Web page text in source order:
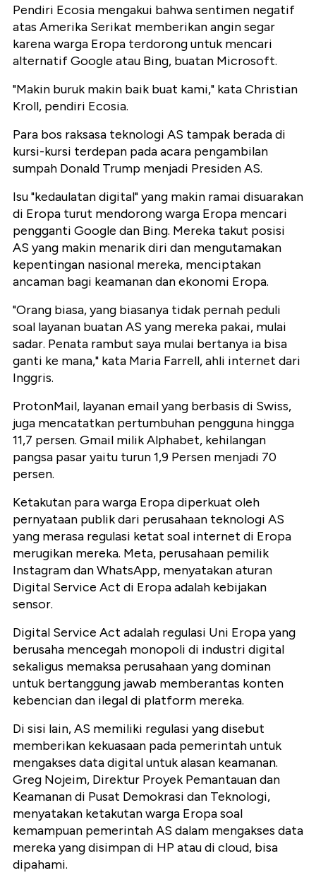
Pendiri Ecosia mengakui bahwa sentimen negatif
atas Amerika Serikat memberikan angin segar
karena warga Eropa terdorong untuk mencari
alternatif Google atau Bing, buatan Microsoft.
"Makin buruk makin baik buat kami," kata Christian
Kroll, pendiri Ecosia.
Para bos raksasa teknologi AS tampak berada di
kursi-kursi terdepan pada acara pengambilan
sumpah Donald Trump menjadi Presiden AS.
Isu "kedaulatan digital" yang makin ramai disuarakan
di Eropa turut mendorong warga Eropa mencari
pengganti Google dan Bing. Mereka takut posisi
AS yang makin menarik diri dan mengutamakan
kepentingan nasional mereka, menciptakan
ancaman bagi keamanan dan ekonomi Eropa.
"Orang biasa, yang biasanya tidak pernah peduli
soal layanan buatan AS yang mereka pakai, mulai
sadar. Penata rambut saya mulai bertanya ia bisa
ganti ke mana," kata Maria Farrell, ahli internet dari
Inggris.
ProtonMail, layanan email yang berbasis di Swiss,
juga mencatatkan pertumbuhan pengguna hingga
11,7 persen. Gmail milik Alphabet, kehilangan
pangsa pasar yaitu turun 1,9 Persen menjadi 70
persen.
Ketakutan para warga Eropa diperkuat oleh
pernyataan publik dari perusahaan teknologi AS
yang merasa regulasi ketat soal internet di Eropa
merugikan mereka. Meta, perusahaan pemilik
Instagram dan WhatsApp, menyatakan aturan
Digital Service Act di Eropa adalah kebijakan
sensor.
Digital Service Act adalah regulasi Uni Eropa yang
berusaha mencegah monopoli di industri digital
sekaligus memaksa perusahaan yang dominan
untuk bertanggung jawab memberantas konten
kebencian dan ilegal di platform mereka.
Di sisi lain, AS memiliki regulasi yang disebut
memberikan kekuasaan pada pemerintah untuk
mengakses data digital untuk alasan keamanan.
Greg Nojeim, Direktur Proyek Pemantauan dan
Keamanan di Pusat Demokrasi dan Teknologi,
menyatakan ketakutan warga Eropa soal
kemampuan pemerintah AS dalam mengakses data
mereka yang disimpan di HP atau di cloud, bisa
dipahami.